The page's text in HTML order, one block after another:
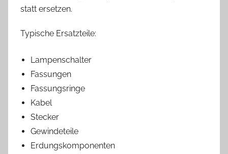
statt ersetzen.
Typische Ersatzteile:
Lampenschalter
Fassungen
Fassungsringe
Kabel
Stecker
Gewindeteile
Erdungskomponenten